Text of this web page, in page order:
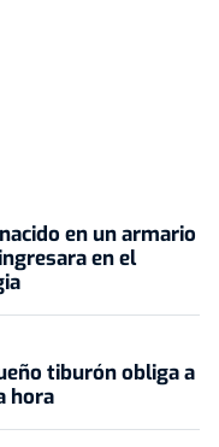
en un armario
en el
tiburón obliga a
hora